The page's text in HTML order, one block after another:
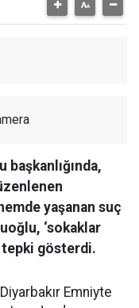
yaşanan suç
‘sokaklar
gösterdi.
Emniyte